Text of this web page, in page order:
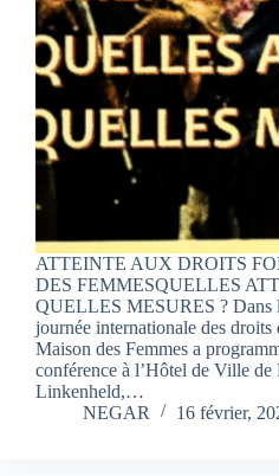
ATTEINTE AUX DROITS
DES FEMMESQUELLES
QUELLES MESURES ? Dans
journée internationale des droits
Maison des Femmes a
conférence à l’Hôtel de Ville
Linkenheld,…
NEGAR
16 février,